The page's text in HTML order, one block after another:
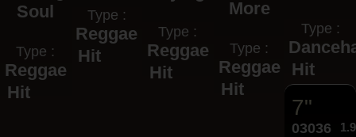
Soul
Type :
Reggae
Hit
Type :
Reggae
Hit
Type :
Reggae
Hit
More
Type :
Reggae
Hit
Type :
Hit
7"
03036